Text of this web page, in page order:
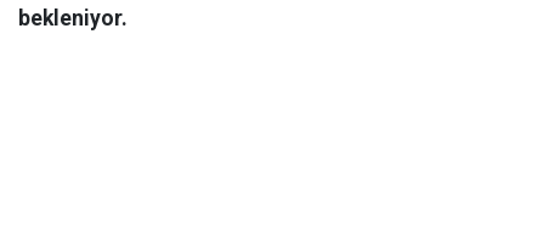
bekleniyor.